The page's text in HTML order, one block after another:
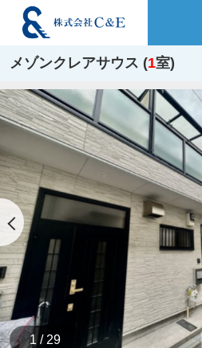
メゾンクレアサウス (1室)
1 / 29